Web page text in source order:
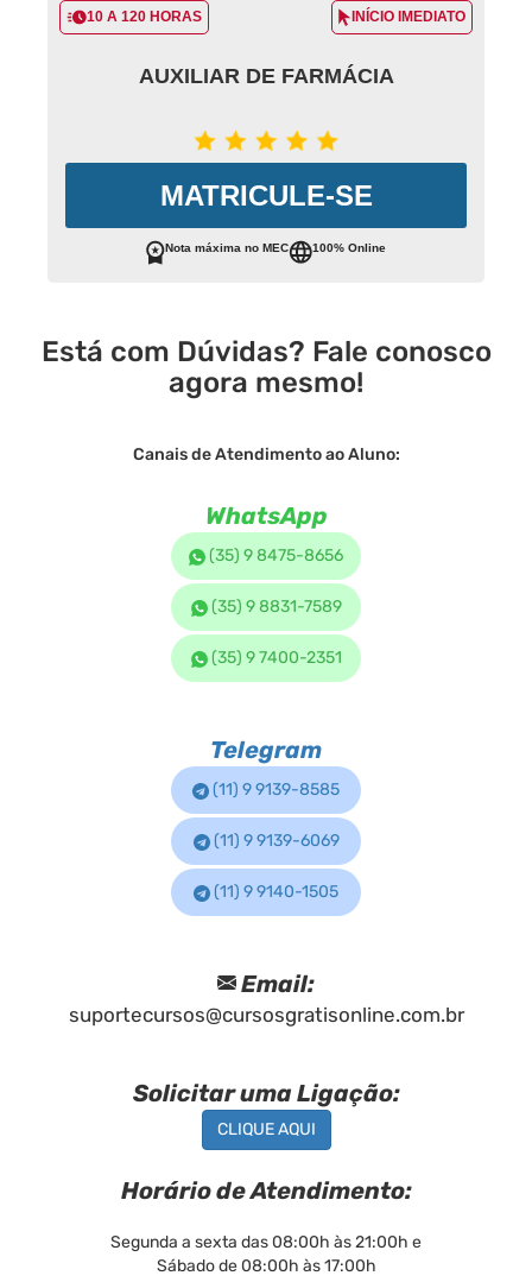
10 A 120 HORAS INÍCIO IMEDIATO
AUXILIAR DE FARMÁCIA
MATRICULE-SE
Nota máxima no MEC 100% Online
Está com Dúvidas? Fale conosco
agora mesmo!
Canais de Atendimento ao Aluno:
WhatsApp
(35) 9 8475-8656
(35) 9 8831-7589
(35) 9 7400-2351
Telegram
(11) 9 9139-8585
(11) 9 9139-6069
(11) 9 9140-1505
Email:
suportecursos@cursosgratisonline.com.br
Solicitar uma Ligação:
CLIQUE AQUI
Horário de Atendimento:
Segunda a sexta das 08:00h às 21:00h e
Sábado de 08:00h às 17:00h